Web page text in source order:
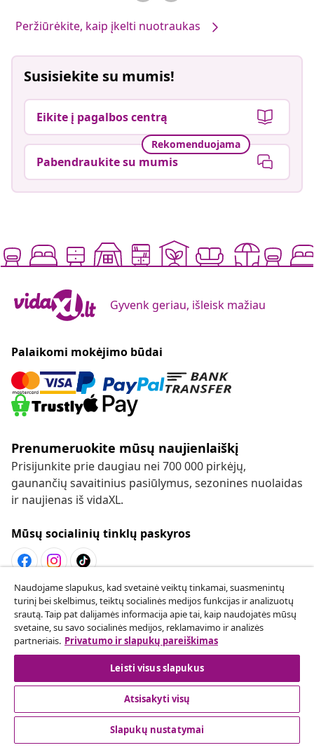
Peržiūrėkite, kaip įkelti nuotraukas
Susisiekite su mumis!
Eikite į pagalbos centrą
Rekomenduojama
Pabendraukite su mumis
Gyvenk geriau, išleisk mažiau
Palaikomi mokėjimo būdai
Prenumeruokite mūsų naujienlaiškį
Prisijunkite prie daugiau nei 700 000 pirkėjų,
gaunančių savaitinius pasiūlymus, sezonines nuolaidas
ir naujienas iš vidaXL.
Mūsų socialinių tinklų paskyros
Sutarties atsisakymas
Pateikite prašymą atsisakyti užsakymo.
Sutarties atsisakymas
Klientų aptarnavimas
Naudojame slapukus, kad svetainė veiktų tinkamai, suasmenintų
turinį bei skelbimus, teiktų socialinės medijos funkcijas ir analizuotų
srautą. Taip pat dalijamės informacija apie tai, kaip naudojatės mūsų
svetaine, su savo socialinės medijos, reklamavimo ir analizės
partneriais. Privatumo ir slapukų pareiškimas
Leisti visus slapukus
Atsisakyti visų
Slapukų nustatymai